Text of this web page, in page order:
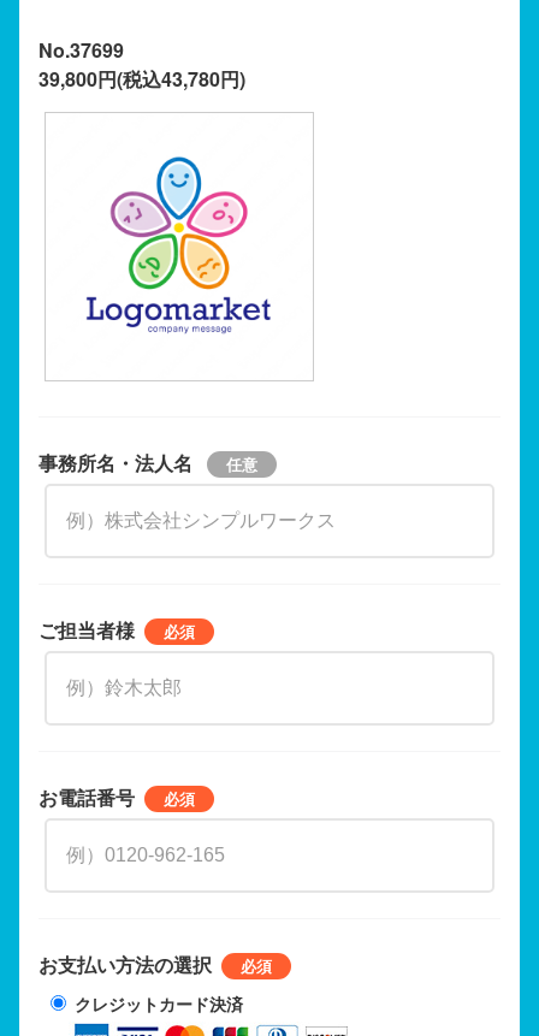
No.37699
39,800円(税込43,780円)
事務所名・法人名
ご担当者様
お電話番号
お支払い方法の選択
クレジットカード決済